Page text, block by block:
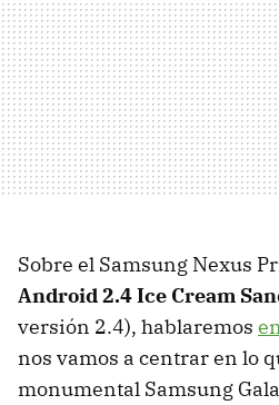
Sobre el Samsung Nexus
Android 2.4 Ice Cream
versión 2.4), hablaremos
nos vamos a centrar en lo
monumental Samsung